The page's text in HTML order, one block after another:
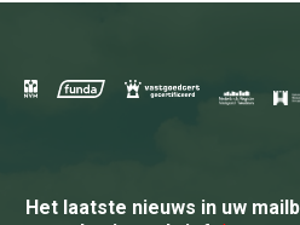
Het laatste nieuws in uw